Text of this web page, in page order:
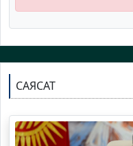
САЯСАТ